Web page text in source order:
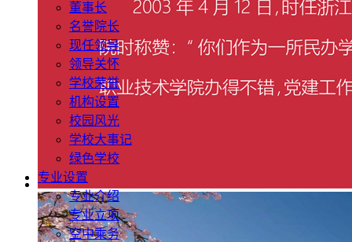
董事长
名誉院长
现任领导
领导关怀
学校荣誉
机构设置
校园风光
学校大事记
绿色学校
专业设置
专业介绍
专业立项
空中乘务